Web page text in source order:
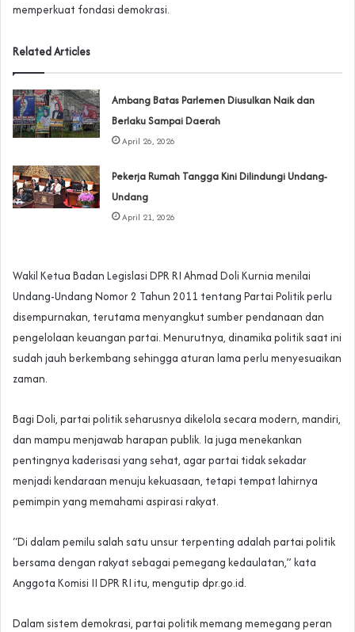
memperkuat fondasi demokrasi.
Related Articles
Ambang Batas Parlemen Diusulkan Naik dan
Berlaku Sampai Daerah
April 26, 2026
Pekerja Rumah Tangga Kini Dilindungi Undang-
Undang
April 21, 2026
Wakil Ketua Badan Legislasi DPR RI Ahmad Doli Kurnia menilai
Undang-Undang Nomor 2 Tahun 2011 tentang Partai Politik perlu
disempurnakan, terutama menyangkut sumber pendanaan dan
pengelolaan keuangan partai. Menurutnya, dinamika politik saat ini
sudah jauh berkembang sehingga aturan lama perlu menyesuaikan
zaman.
Bagi Doli, partai politik seharusnya dikelola secara modern, mandiri,
dan mampu menjawab harapan publik. Ia juga menekankan
pentingnya kaderisasi yang sehat, agar partai tidak sekadar
menjadi kendaraan menuju kekuasaan, tetapi tempat lahirnya
pemimpin yang memahami aspirasi rakyat.
“Di dalam pemilu salah satu unsur terpenting adalah partai politik
bersama dengan rakyat sebagai pemegang kedaulatan,” kata
Anggota Komisi II DPR RI itu, mengutip dpr.go.id.
Dalam sistem demokrasi, partai politik memang memegang peran